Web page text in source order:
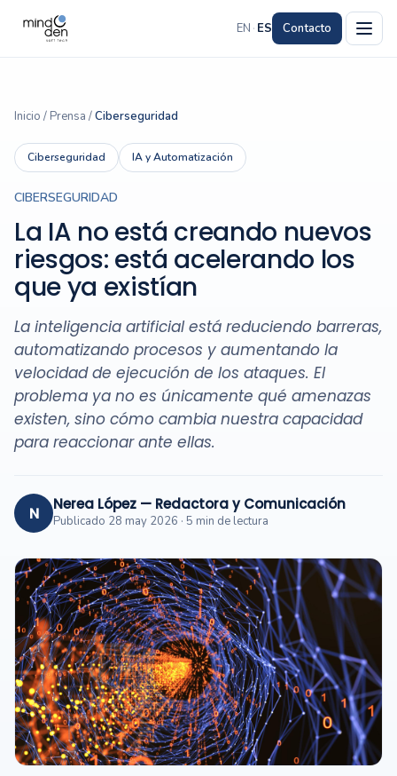
EN · ES Contacto
Inicio / Prensa /Ciberseguridad
Ciberseguridad IA y Automatización
CIBERSEGURIDAD
La IA no está creando nuevos
riesgos: está acelerando los
que ya existían
La inteligencia artificial está reduciendo barreras,
automatizando procesos y aumentando la
velocidad de ejecución de los ataques. El
problema ya no es únicamente qué amenazas
existen, sino cómo cambia nuestra capacidad
para reaccionar ante ellas.
N Nerea López — Redactora y Comunicación
Publicado 28 may 2026 · 5 min de lectura